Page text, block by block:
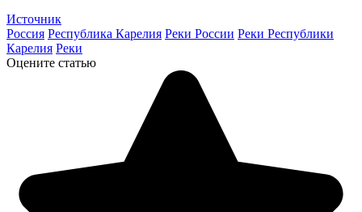
Источник
Россия Республика Карелия Реки России Реки Республики
Карелия Реки
Оцените статью